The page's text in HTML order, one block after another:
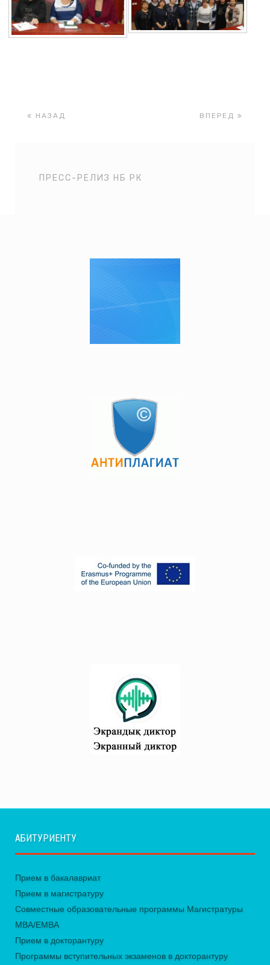
НАЗАД ВПЕРЕД
ПРЕСС-РЕЛИЗ НБ РК
АБИТУРИЕНТУ
Прием в бакалавриат
Прием в магистратуру
Совместные образовательные программы Магистратуры
MBA/EMBA
Прием в докторантуру
Программы вступительных экзаменов в докторантуру